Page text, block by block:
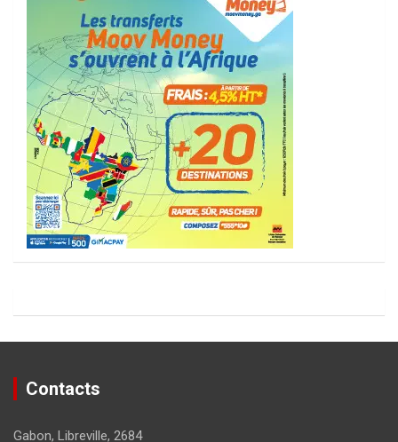
Contacts
Gabon, Libreville, 2684